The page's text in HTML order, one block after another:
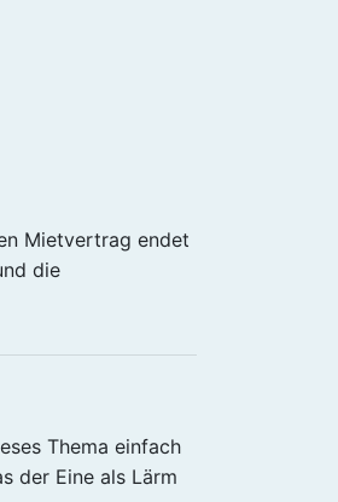
Mietvertrag endet
die
Thema einfach
der Eine als Lärm